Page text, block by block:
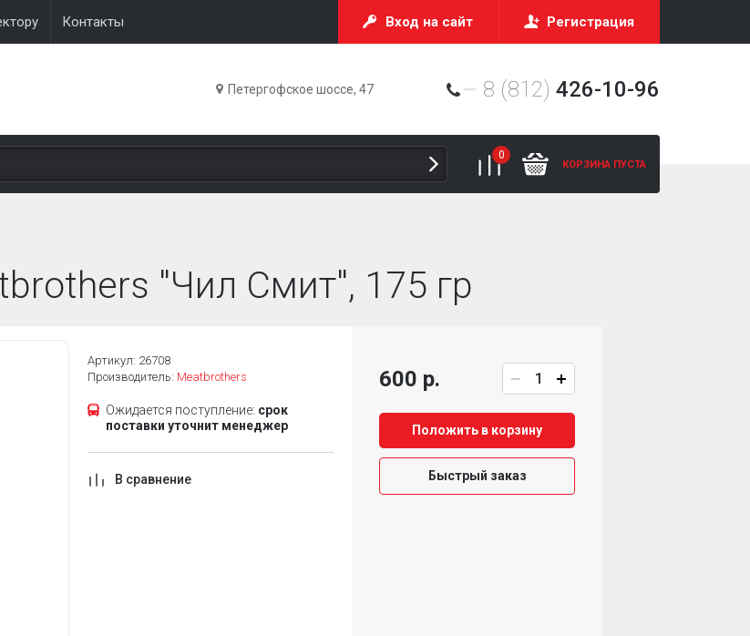
Контакты Вход на сайт Регистрация
Петергофское шоссе, 47 8 (812) 426-10-96
0
КОРЗИНА ПУСТА
"Чил Смит", 175 гр
Артикул: 26708
Производитель: Meatbrothers
Ожидается поступление: срок
поставки уточнит менеджер
В сравнение
600 р.
Положить в корзину
Быстрый заказ